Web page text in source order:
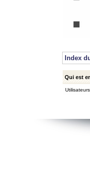
Index
Qui est